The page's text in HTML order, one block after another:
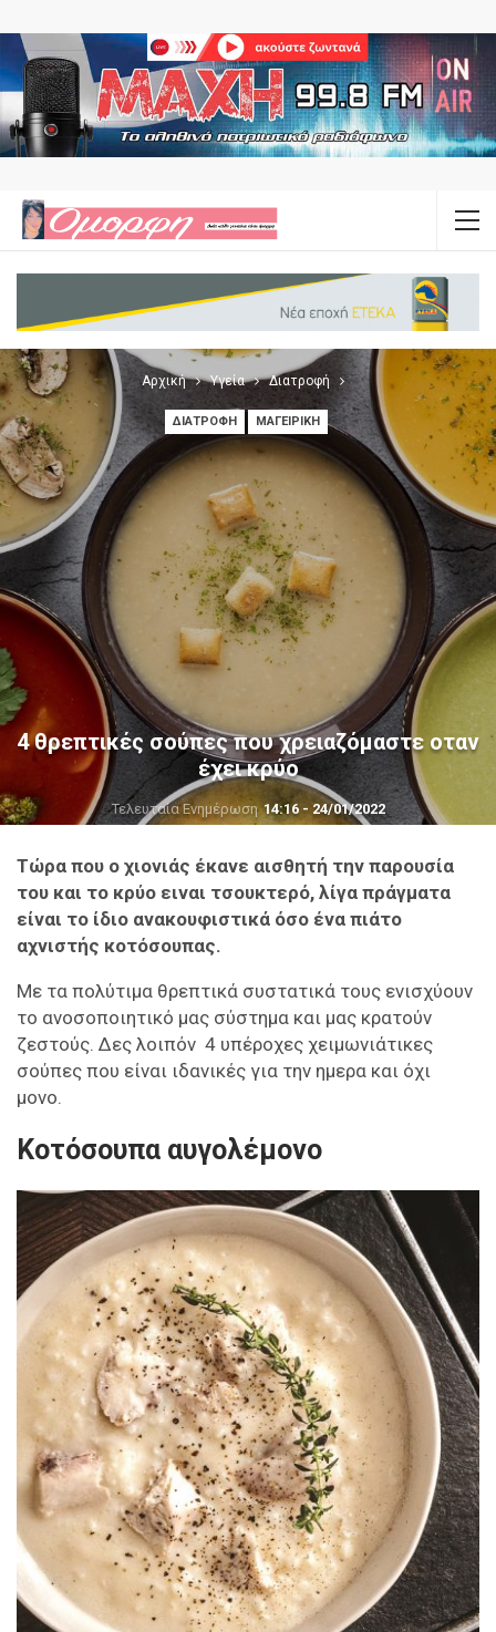
Αρχική Υγεία Διατροφή
ΔΙΑΤΡΟΦΉ ΜΑΓΕΙΡΙΚΉ
4 θρεπτικές σούπες που χρειαζόμαστε οταν
έχει κρύο
Τελευταία Ενημέρωση14:16 - 24/01/2022
Τώρα που ο χιονιάς έκανε αισθητή την παρουσία
του και το κρύο ειναι τσουκτερό, λίγα πράγματα
είναι το ίδιο ανακουφιστικά όσο ένα πιάτο
αχνιστής κοτόσουπας.
Mε τα πολύτιμα θρεπτικά συστατικά τους ενισχύουν
το ανοσοποιητικό μας σύστημα και μας κρατούν
ζεστούς. Δες λοιπόν 4 υπέροχες χειμωνιάτικες
σούπες που είναι ιδανικές για την ημερα και όχι
μονο.
Κοτόσουπα αυγολέμονο